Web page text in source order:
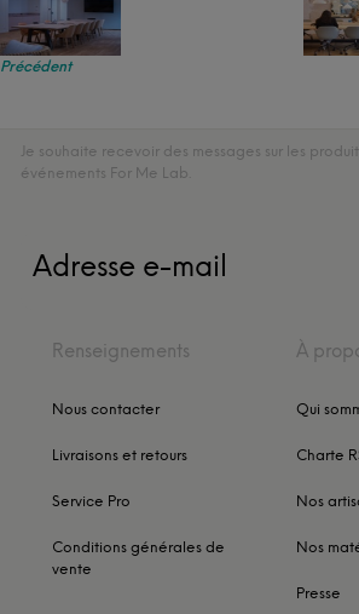
Précédent
Je souhaite recevoir des messages sur les
événements For Me Lab.
Renseignements
Nous contacter
Livraisons et retours
Service Pro
Conditions générales de
vente
À
Qui
Charte
Nos
Nos
Presse